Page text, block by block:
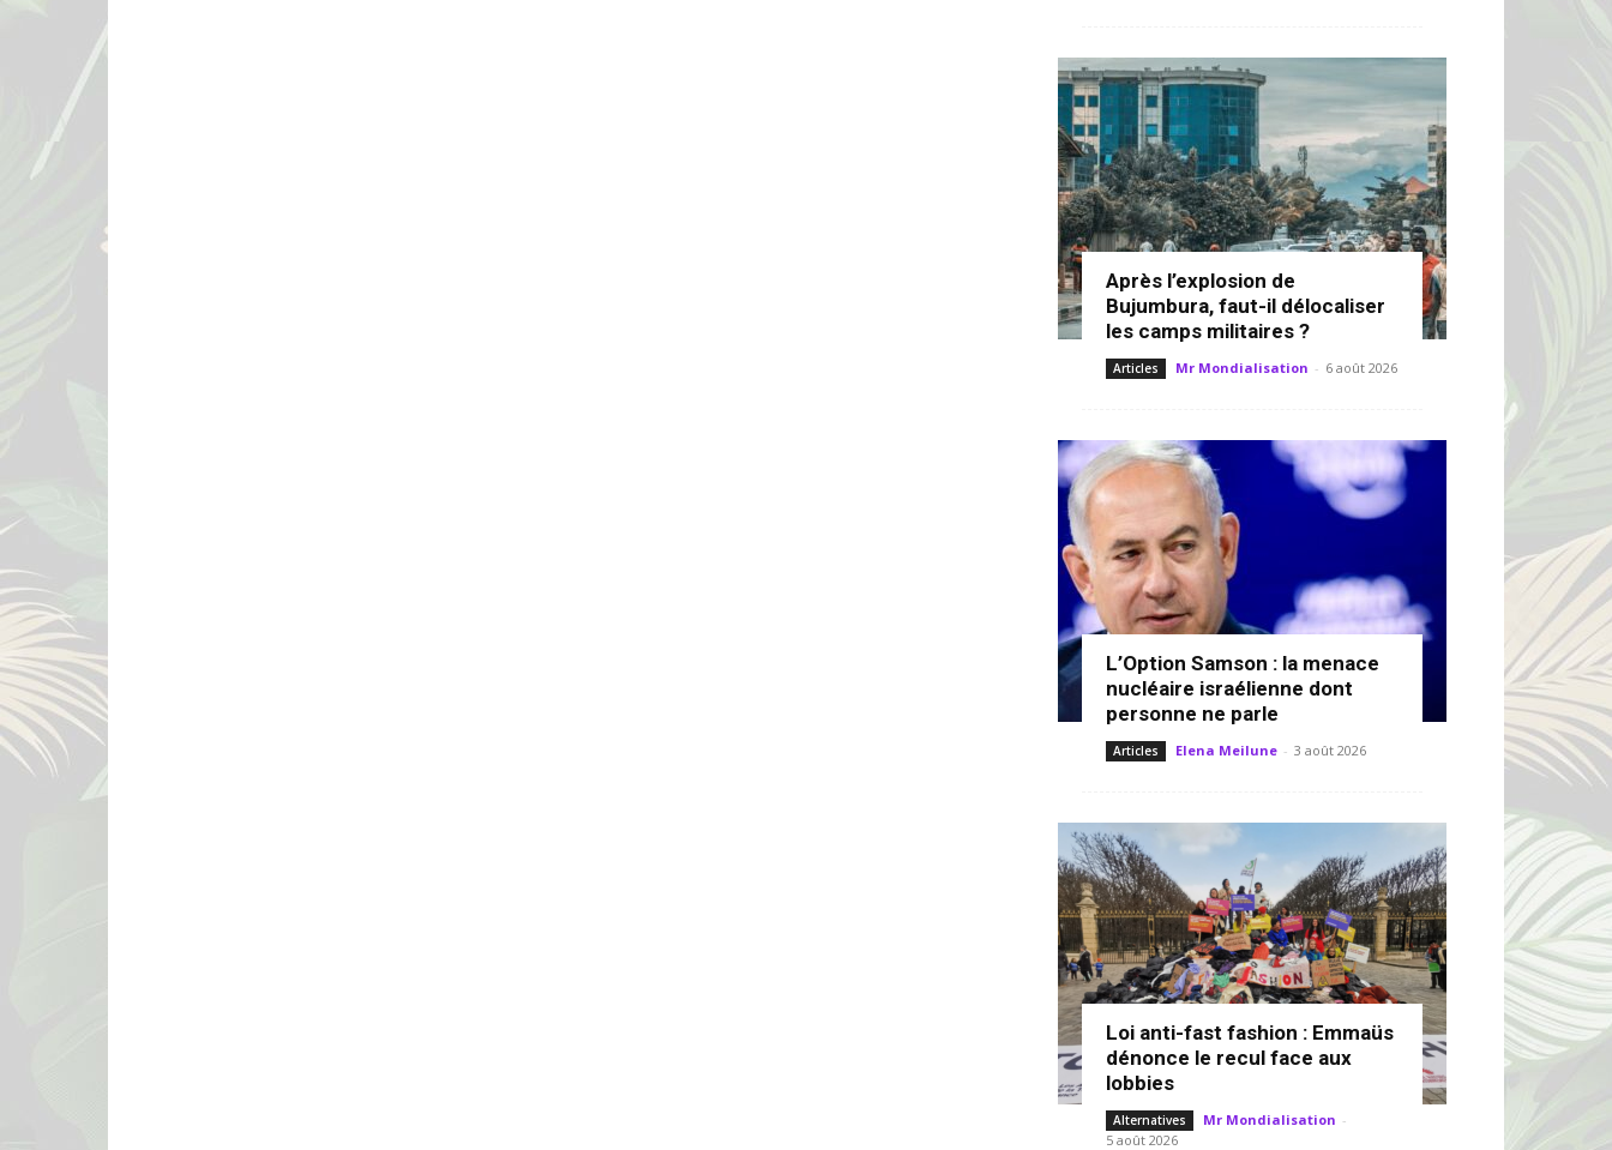
Après l’explosion de
Bujumbura, faut-il délocaliser
les camps militaires ?
Articles Mr Mondialisation - 6 août 2026
L’Option Samson : la menace
nucléaire israélienne dont
personne ne parle
Articles Elena Meilune - 3 août 2026
Loi anti-fast fashion : Emmaüs
dénonce le recul face aux
lobbies
Alternatives Mr Mondialisation -
5 août 2026